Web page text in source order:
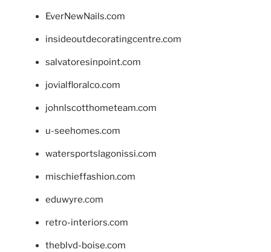
EverNewNails.com
insideoutdecoratingcentre.com
salvatoresinpoint.com
jovialfloralco.com
johnlscotthometeam.com
u-seehomes.com
watersportslagonissi.com
mischieffashion.com
eduwyre.com
retro-interiors.com
theblvd-boise.com